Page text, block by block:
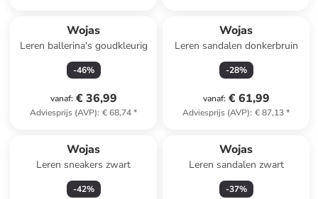
Wojas
Leren ballerina's goudkleurig
-46%
vanaf: € 36,99
Adviesprijs (AVP): € 68,74*
Wojas
Leren sandalen donkerbruin
-28%
vanaf: € 61,99
Adviesprijs (AVP): € 87,13*
Wojas
Leren sneakers zwart
-42%
Wojas
Leren sandalen zwart
-37%